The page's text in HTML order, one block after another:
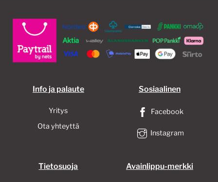
Info ja palaute
Yritys
Ota yhteyttä
Sosiaalinen
Facebook
Instagram
Tietosuoja Avainlippu-merkki